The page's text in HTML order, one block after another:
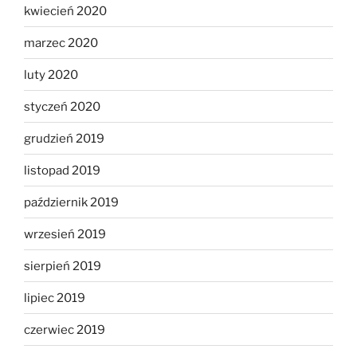
kwiecień 2020
marzec 2020
luty 2020
styczeń 2020
grudzień 2019
listopad 2019
październik 2019
wrzesień 2019
sierpień 2019
lipiec 2019
czerwiec 2019